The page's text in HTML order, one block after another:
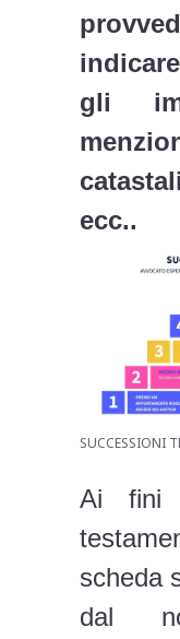
gli
ecc..
SUCCESSIONI
Ai fini
scheda
dal